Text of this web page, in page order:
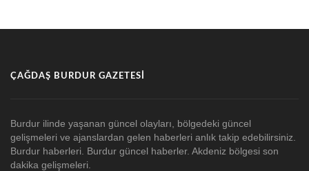
ÇAĞDAŞ BURDUR GAZETESI
Burdur ilinde yaşanan güncel olayları, bölgedeki güncel
gelişmeleri ve ajanslardan gelen haberleri anlık takip edebilirsiniz.
Burdur haberleri. Burdur güncel haberler. Akdeniz bölgesi son
dakika gelişmeleri.